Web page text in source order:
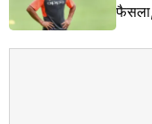
फैसला,